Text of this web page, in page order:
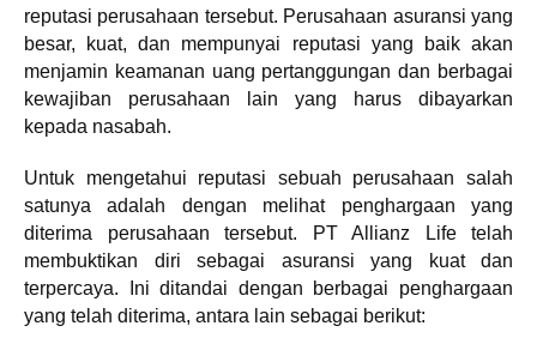
reputasi perusahaan tersebut. Perusahaan asuransi yang
besar, kuat, dan mempunyai reputasi yang baik akan
menjamin keamanan uang pertanggungan dan berbagai
kewajiban perusahaan lain yang harus dibayarkan
kepada nasabah.
Untuk mengetahui reputasi sebuah perusahaan salah
satunya adalah dengan melihat penghargaan yang
diterima perusahaan tersebut. PT Allianz Life telah
membuktikan diri sebagai asuransi yang kuat dan
terpercaya. Ini ditandai dengan berbagai penghargaan
yang telah diterima, antara lain sebagai berikut: